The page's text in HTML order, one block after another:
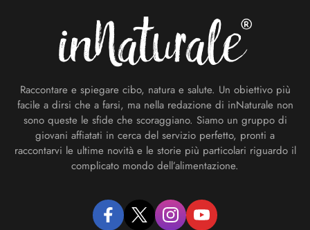
Raccontare e spiegare cibo, natura e salute. Un obiettivo più
facile a dirsi che a farsi, ma nella redazione di inNaturale non
sono queste le sfide che scoraggiano. Siamo un gruppo di
giovani affiatati in cerca del servizio perfetto, pronti a
raccontarvi le ultime novità e le storie più particolari riguardo il
complicato mondo dell’alimentazione.
facebooktwitter instagramyoutube